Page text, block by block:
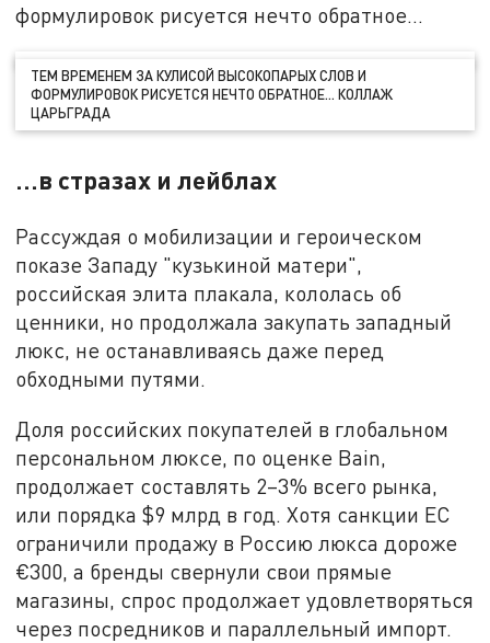
формулировок рисуется нечто обратное…
ТЕМ ВРЕМЕНЕМ ЗА КУЛИСОЙ ВЫСОКОПАРЫХ СЛОВ И
ФОРМУЛИРОВОК РИСУЕТСЯ НЕЧТО ОБРАТНОЕ… КОЛЛАЖ
ЦАРЬГРАДА
…в стразах и лейблах
Рассуждая о мобилизации и героическом
показе Западу "кузькиной матери",
российская элита плакала, кололась об
ценники, но продолжала закупать западный
люкс, не останавливаясь даже перед
обходными путями.
Доля российских покупателей в глобальном
персональном люксе, по оценке Bain,
продолжает составлять 2–3% всего рынка,
или порядка $9 млрд в год. Хотя санкции ЕС
ограничили продажу в Россию люкса дороже
€300, а бренды свернули свои прямые
магазины, спрос продолжает удовлетворяться
через посредников и параллельный импорт.